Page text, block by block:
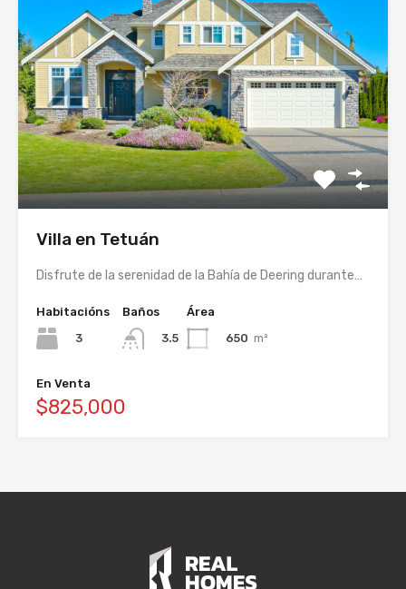
Villa en Tetuán
Disfrute de la serenidad de la Bahía de Deering durante…
Habitacións
3
Baños
3.5
Área
650 m²
En Venta
$825,000